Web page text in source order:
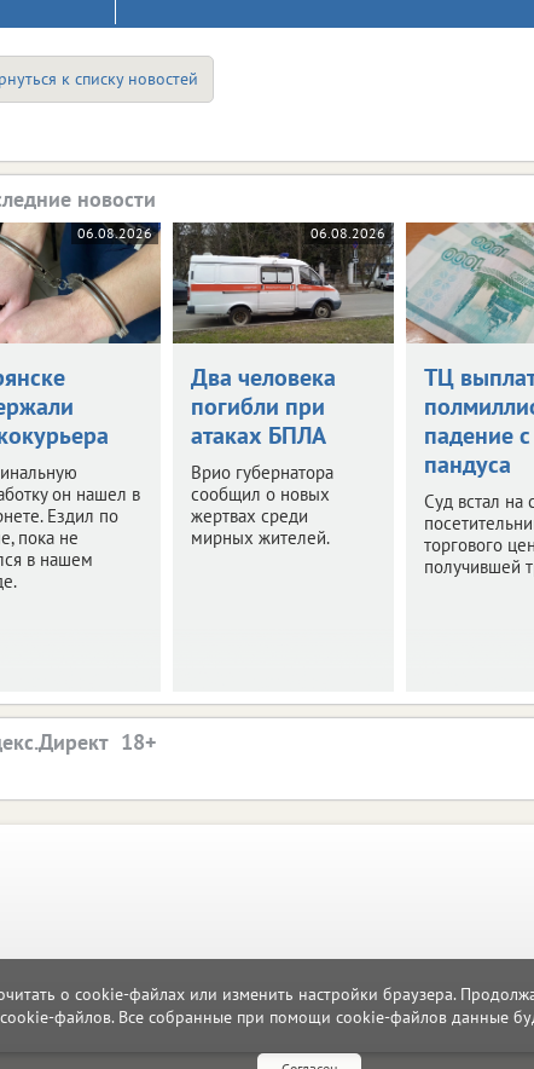
о cookie-файлах или изменить настройки браузера.
файлов. Все собранные при помощи cookie-файлов данные
к списку новостей
новости
06.08.2026
он нашел в
Ездил по
пока не
в нашем
06.08.2026
Два человека
погибли при
атаках БПЛА
Врио губернатора
сообщил о новых
жертвах среди
мирных жителей.
ТЦ
падение с
пандуса
Суд встал на
торгового
получившей